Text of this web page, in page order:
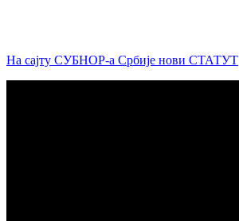
На сајту СУБНОР-а Србије нови СТАТУТ